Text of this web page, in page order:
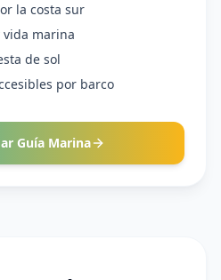
la costa sur
vida marina
de sol
por barco
Guía Marina